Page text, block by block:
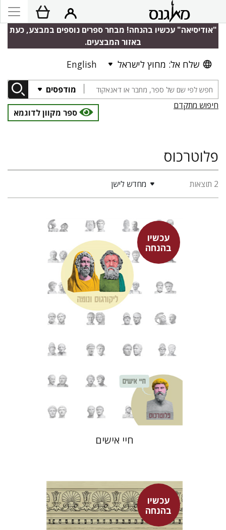
"אודיסיאה" עכשיו בהנחה! מבחר ספרים נוספים במבצע, כעת
באזור המבצעים.
שלח אל: מחוץ לישראל English
מודפסים
חיפוש מתקדם
ספר מקוון לדוגמא
פלוטרכוס
2 תוצאות מחדש לישן
עכשיו
בהנחהפלוטרכוס
דבורה גילולה
עכשיו בהנחה
חיי אישים
עכשיו
בהנחהפלוטרכוס
דבורה גילולה